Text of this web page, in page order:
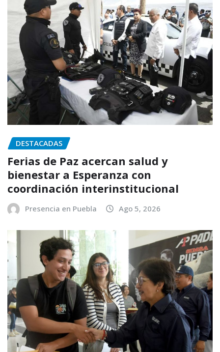
DESTACADAS
Ferias de Paz acercan salud y
bienestar a Esperanza con
coordinación interinstitucional
Presencia en Puebla Ago 5, 2026